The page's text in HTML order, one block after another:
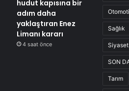
hudut kapısına bir
adım daha
yaklaştıran Enez
Limanı kararı
4 saat önce
Sağlık
Siyaset
SON
Tarım